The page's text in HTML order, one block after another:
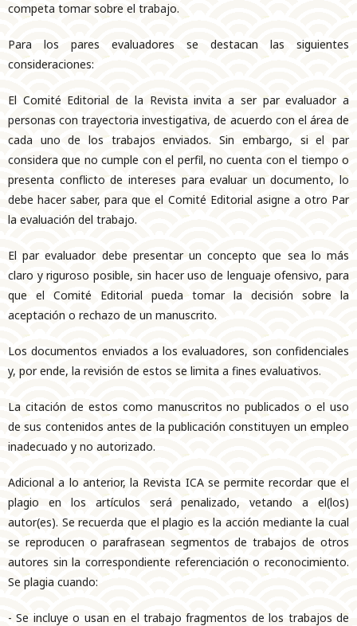
competa tomar sobre el trabajo.
Para los pares evaluadores se destacan las siguientes
consideraciones:
El Comité Editorial de la Revista invita a ser par evaluador a
personas con trayectoria investigativa, de acuerdo con el área de
cada uno de los trabajos enviados. Sin embargo, si el par
considera que no cumple con el perfil, no cuenta con el tiempo o
presenta conflicto de intereses para evaluar un documento, lo
debe hacer saber, para que el Comité Editorial asigne a otro Par
la evaluación del trabajo.
El par evaluador debe presentar un concepto que sea lo más
claro y riguroso posible, sin hacer uso de lenguaje ofensivo, para
que el Comité Editorial pueda tomar la decisión sobre la
aceptación o rechazo de un manuscrito.
Los documentos enviados a los evaluadores, son confidenciales
y, por ende, la revisión de estos se limita a fines evaluativos.
La citación de estos como manuscritos no publicados o el uso
de sus contenidos antes de la publicación constituyen un empleo
inadecuado y no autorizado.
Adicional a lo anterior, la Revista ICA se permite recordar que el
plagio en los artículos será penalizado, vetando a el(los)
autor(es). Se recuerda que el plagio es la acción mediante la cual
se reproducen o parafrasean segmentos de trabajos de otros
autores sin la correspondiente referenciación o reconocimiento.
Se plagia cuando:
- Se incluye o usan en el trabajo fragmentos de los trabajos de